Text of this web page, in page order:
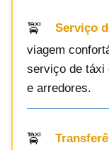
Serviço
viagem
serviço de táxi
e arredores.